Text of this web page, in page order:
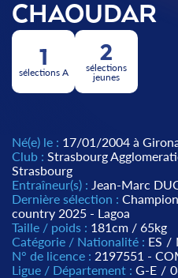
CHAOUDAR
1
sélections A
2
sélections
jeunes
Né(e) le : 17/01/2004 à
Club : Strasbourg
Strasbourg
Entraîneur(s) : Jean-Marc
Dernière sélection :
country 2025 - Lagoa
Taille / poids : 181cm / 65kg
Catégorie / Nationalité : ES /
N° de licence : 2197551 -
Ligue / Département : G-E /